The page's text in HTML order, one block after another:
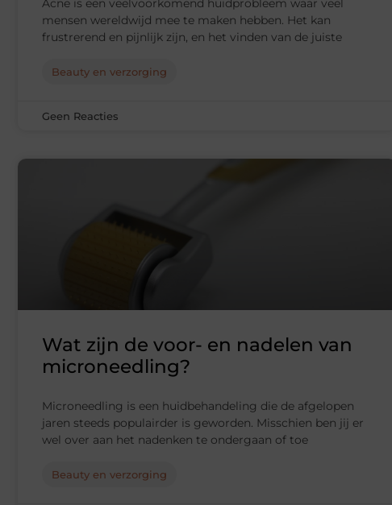
Acne is een veelvoorkomend huidprobleem waar veel
mensen wereldwijd mee te maken hebben. Het kan
frustrerend en pijnlijk zijn, en het vinden van de juiste
Beauty en verzorging
Geen Reacties
Wat zijn de voor- en nadelen van
microneedling?
Microneedling is een huidbehandeling die de afgelopen
jaren steeds populairder is geworden. Misschien ben jij er
wel over aan het nadenken te ondergaan of toe
Beauty en verzorging